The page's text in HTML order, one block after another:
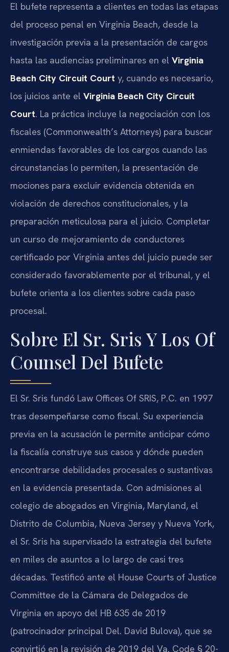
El bufete representa a clientes en todas las etapas
del proceso penal en Virginia Beach, desde la
investigación previa a la presentación de cargos
hasta las audiencias preliminares en el Virginia
Beach City Circuit Court y, cuando es necesario,
los juicios ante el Virginia Beach City Circuit
Court. La práctica incluye la negociación con los
fiscales (Commonwealth’s Attorneys) para buscar
enmiendas favorables de los cargos cuando las
circunstancias lo permiten, la presentación de
mociones para excluir evidencia obtenida en
violación de derechos constitucionales, y la
preparación meticulosa para el juicio. Completar
un curso de mejoramiento de conductores
certificado por Virginia antes del juicio puede ser
considerado favorablemente por el tribunal, y el
bufete orienta a los clientes sobre cada paso
procesal.
Sobre El Sr. Sris Y Los Of
Counsel Del Bufete
El Sr. Sris fundó Law Offices Of SRIS, P.C. en 1997
tras desempeñarse como fiscal. Su experiencia
previa en la acusación le permite anticipar cómo
la fiscalía construye sus casos y dónde pueden
encontrarse debilidades procesales o sustantivas
en la evidencia presentada. Con admisiones al
colegio de abogados en Virginia, Maryland, el
Distrito de Columbia, Nueva Jersey y Nueva York,
el Sr. Sris ha supervisado la estrategia del bufete
en miles de asuntos a lo largo de casi tres
décadas. Testificó ante el House Courts of Justice
Committee de la Cámara de Delegados de
Virginia en apoyo del HB 635 de 2019
(patrocinador principal Del. David Bulova), que se
convirtió en la revisión de 2019 del Va. Code § 20-